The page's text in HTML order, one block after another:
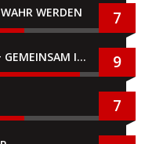
WERDEN 7
SUPER MARIO BROS. WONDER + GEMEINSAM IM BELLABEL-PARK 9
7